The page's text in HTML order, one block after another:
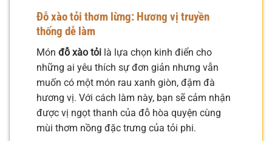
Đỗ xào tỏi thơm lừng: Hương vị truyền
thống dễ làm
Món đỗ xào tỏi là lựa chọn kinh điển cho
những ai yêu thích sự đơn giản nhưng vẫn
muốn có một món rau xanh giòn, đậm đà
hương vị. Với cách làm này, bạn sẽ cảm nhận
được vị ngọt thanh của đỗ hòa quyện cùng
mùi thơm nồng đặc trưng của tỏi phi.